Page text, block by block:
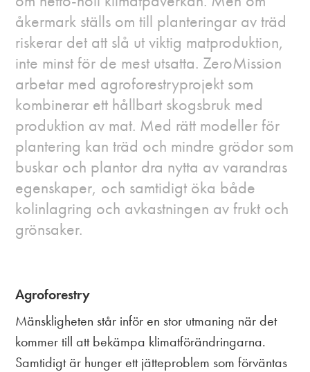
åkermark ställs om till planteringar av träd
riskerar det att slå ut viktig matproduktion,
inte minst för de mest utsatta. ZeroMission
arbetar med agroforestryprojekt som
kombinerar ett hållbart skogsbruk med
produktion av mat. Med rätt modeller för
plantering kan träd och mindre grödor som
buskar och plantor dra nytta av varandras
egenskaper, och samtidigt öka både
kolinlagring och avkastningen av frukt och
grönsaker.
Agroforestry
Mänskligheten står inför en stor utmaning när det
kommer till att bekämpa klimatförändringarna.
Samtidigt är hunger ett jätteproblem som förväntas